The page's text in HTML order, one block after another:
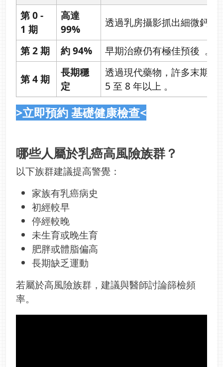
第 0 -
1 期
高達
99%
透過乳房攝影抓出細微鈣
第 2 期 約 94% 早期治療仍有極佳預後 。
第 4 期
長期穩
定
透過現代藥物，許多末期患
5 至 8 年以上 。
>立即預約 基礎健康檢查<
哪些人屬於乳癌高風險族群？
以下族群建議提高警覺：
家族有乳癌病史
初經較早
停經較晚
未生育或晚生育
肥胖或體脂偏高
長期缺乏運動
若屬於高風險族群，建議與醫師討論篩檢頻
率。